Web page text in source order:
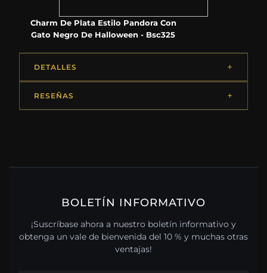
Charm De Plata Estilo Pandora Con
Gato Negro De Halloween - Bsc325
DETALLES
RESEÑAS
BOLETÍN INFORMATIVO
¡Suscríbase ahora a nuestro boletín informativo y
obtenga un vale de bienvenida del 10 % y muchas otras
ventajas!